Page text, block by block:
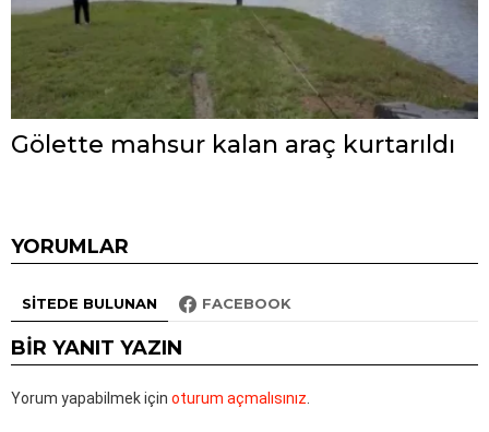
Gölette mahsur kalan araç kurtarıldı
YORUMLAR
SITEDE BULUNAN FACEBOOK
BIR YANIT YAZIN
Yorum yapabilmek için oturum açmalısınız